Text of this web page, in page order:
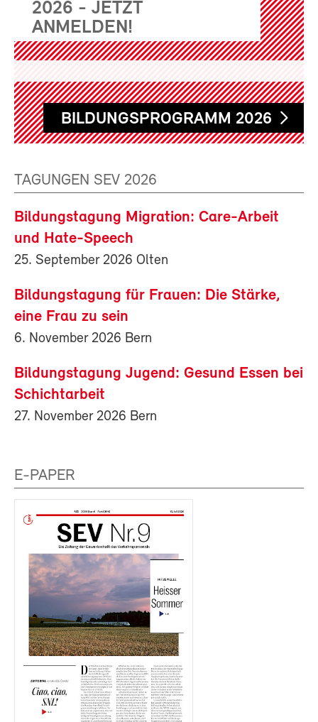
2026 - JETZT
ANMELDEN!
BILDUNGSPROGRAMM 2026
TAGUNGEN SEV 2026
Bildungstagung Migration: Care-Arbeit
und Hate-Speech
25. September 2026 Olten
Bildungstagung für Frauen: Die Stärke,
eine Frau zu sein
6. November 2026 Bern
Bildungstagung Jugend: Gesund Essen bei
Schichtarbeit
27. November 2026 Bern
E-PAPER